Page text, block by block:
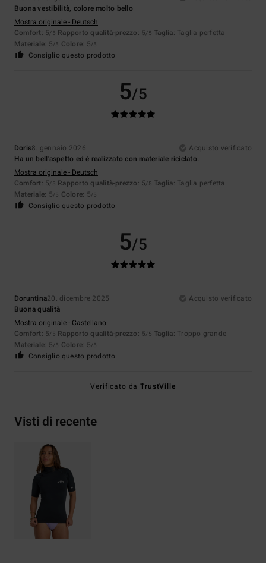
Buona vestibilità, colore molto bello
Mostra originale - Deutsch
Comfort: 5/5 Rapporto qualità-prezzo: 5/5 Taglia: Taglia perfetta
Materiale: 5/5 Colore: 5/5
Consiglio questo prodotto
5/5
Doris8. gennaio 2026
Acquisto verificato
Ha un bell'aspetto ed è realizzato con materiale riciclato.
Mostra originale - Deutsch
Comfort: 5/5 Rapporto qualità-prezzo: 5/5 Taglia: Taglia perfetta
Materiale: 5/5 Colore: 5/5
Consiglio questo prodotto
5/5
Doruntina20. dicembre 2025
Acquisto verificato
Buona qualità
Mostra originale - Castellano
Comfort: 5/5 Rapporto qualità-prezzo: 5/5 Taglia: Troppo grande
Materiale: 5/5 Colore: 5/5
Consiglio questo prodotto
Verificato daTrustVille
Visti di recente